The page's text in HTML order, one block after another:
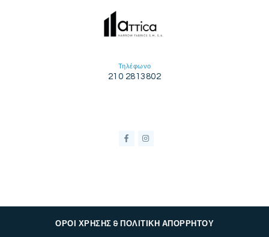
Τηλέφωνο
210 2813802
ΟΡΟΙ ΧΡΗΣΗΣ & ΠΟΛΙΤΙΚΗ ΑΠΟΡΡΗΤΟΥ